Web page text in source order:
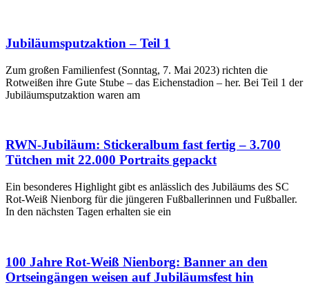
Jubiläumsputzaktion – Teil 1
Zum großen Familienfest (Sonntag, 7. Mai 2023) richten die
Rotweißen ihre Gute Stube – das Eichenstadion – her. Bei Teil 1 der
Jubiläumsputzaktion waren am
RWN-Jubiläum: Stickeralbum fast fertig – 3.700
Tütchen mit 22.000 Portraits gepackt
Ein besonderes Highlight gibt es anlässlich des Jubiläums des SC
Rot-Weiß Nienborg für die jüngeren Fußballerinnen und Fußballer.
In den nächsten Tagen erhalten sie ein
100 Jahre Rot-Weiß Nienborg: Banner an den
Ortseingängen weisen auf Jubiläumsfest hin